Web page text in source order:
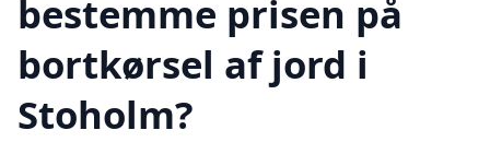
bestemme prisen på
bortkørsel af jord i
Stoholm?